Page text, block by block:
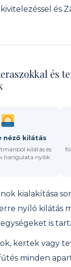
és
és
néző kilátás
kilátás és
hangulata nyílik
kialakítása
nyíló kilátás
egységeket is
kertek vagy
minden